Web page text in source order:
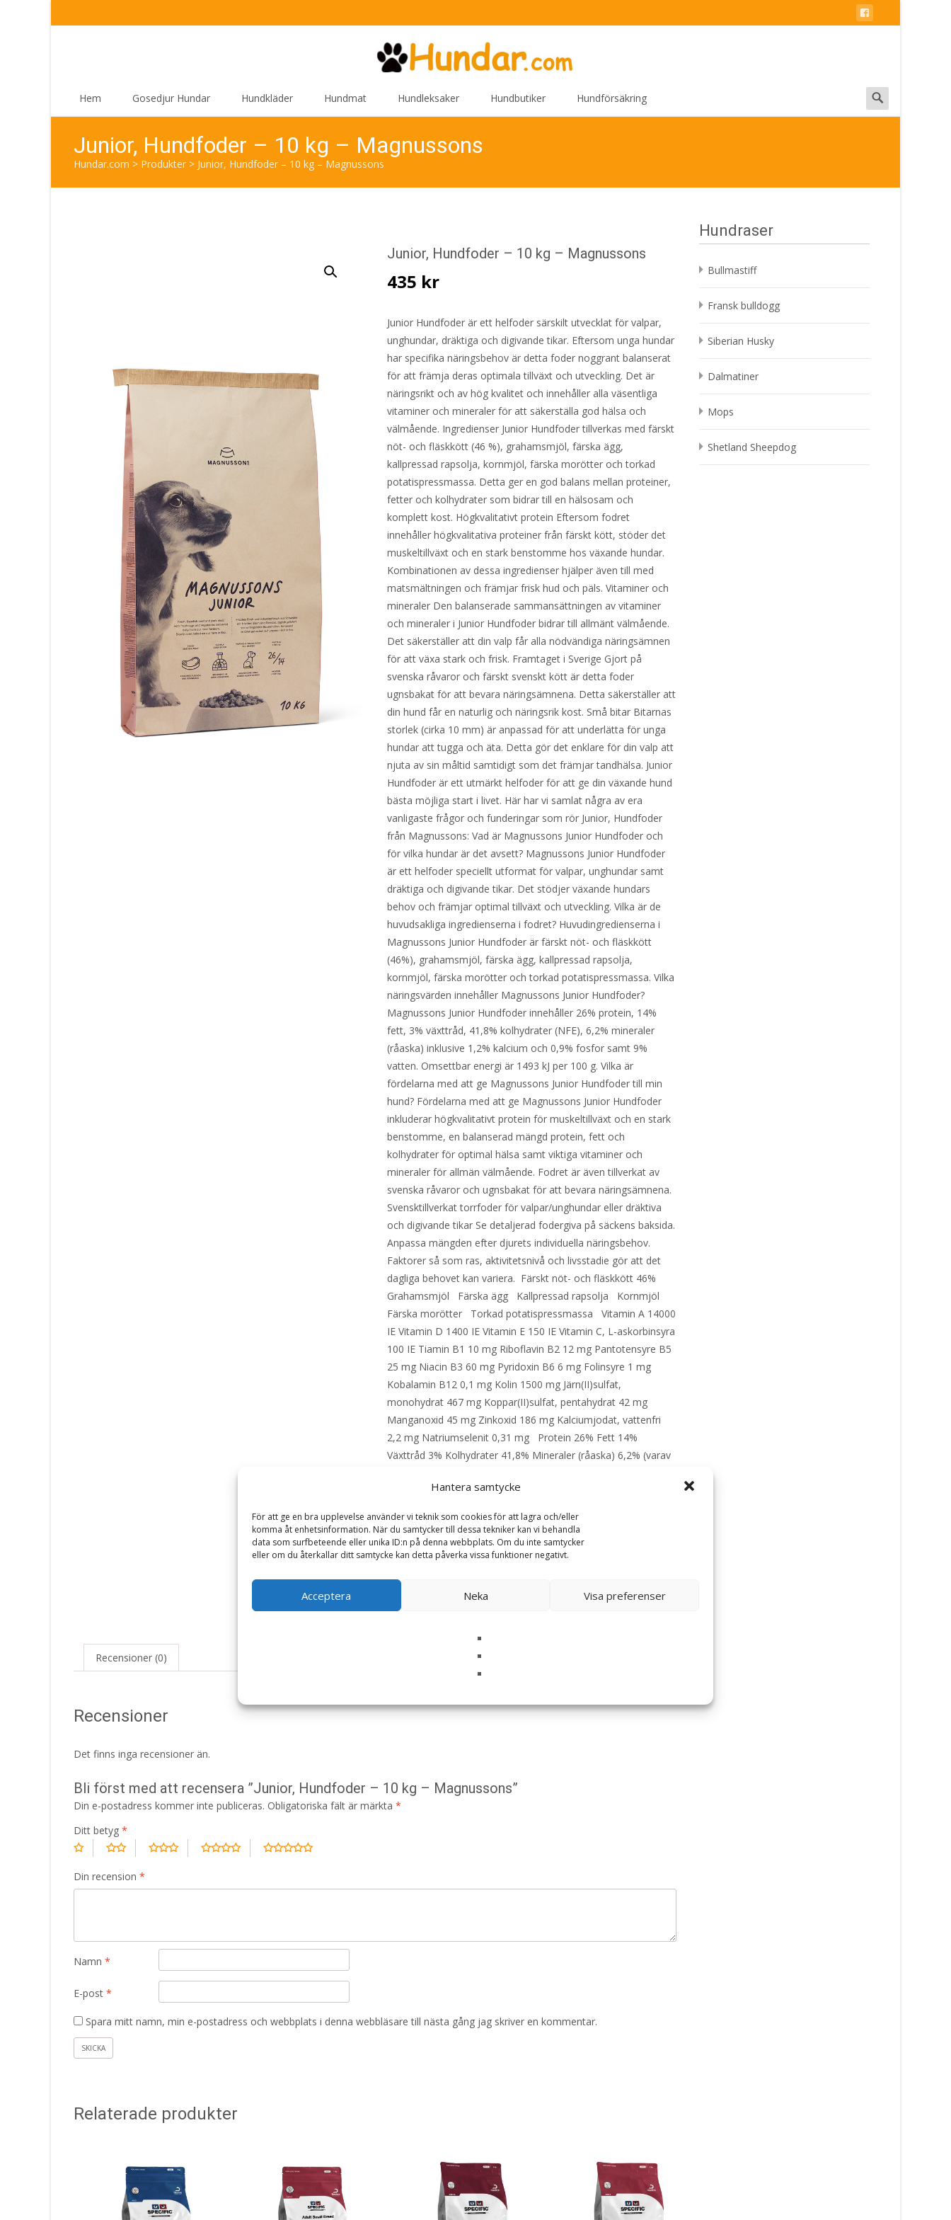
Hantera samtycke
För att ge en bra upplevelse använder vi teknik som cookies för att lagra och/eller
komma åt enhetsinformation. När du samtycker till dessa tekniker kan vi behandla
data som surfbeteende eller unika ID:n på denna webbplats. Om du inte samtycker
eller om du återkallar ditt samtycke kan detta påverka vissa funktioner negativt.
Acceptera Neka Visa preferenser
Hem Gosedjur Hundar Hundkläder Hundmat Hundleksaker Hundbutiker Hundförsäkring
Search
for:
Junior, Hundfoder – 10 kg – Magnussons
Hundar.com > Produkter > Junior, Hundfoder – 10 kg – Magnussons
Junior, Hundfoder – 10 kg – Magnussons
435 kr
Junior Hundfoder är ett helfoder särskilt utvecklat för valpar,
unghundar, dräktiga och digivande tikar. Eftersom unga hundar
har specifika näringsbehov är detta foder noggrant balanserat
för att främja deras optimala tillväxt och utveckling. Det är
näringsrikt och av hög kvalitet och innehåller alla väsentliga
vitaminer och mineraler för att säkerställa god hälsa och
välmående. Ingredienser Junior Hundfoder tillverkas med färskt
nöt- och fläskkött (46 %), grahamsmjöl, färska ägg,
kallpressad rapsolja, kornmjöl, färska morötter och torkad
potatispressmassa. Detta ger en god balans mellan proteiner,
fetter och kolhydrater som bidrar till en hälsosam och
komplett kost. Högkvalitativt protein Eftersom fodret
innehåller högkvalitativa proteiner från färskt kött, stöder det
muskeltillväxt och en stark benstomme hos växande hundar.
Kombinationen av dessa ingredienser hjälper även till med
matsmältningen och främjar frisk hud och päls. Vitaminer och
mineraler Den balanserade sammansättningen av vitaminer
och mineraler i Junior Hundfoder bidrar till allmänt välmående.
Det säkerställer att din valp får alla nödvändiga näringsämnen
för att växa stark och frisk. Framtaget i Sverige Gjort på
svenska råvaror och färskt svenskt kött är detta foder
ugnsbakat för att bevara näringsämnena. Detta säkerställer att
din hund får en naturlig och näringsrik kost. Små bitar Bitarnas
storlek (cirka 10 mm) är anpassad för att underlätta för unga
hundar att tugga och äta. Detta gör det enklare för din valp att
njuta av sin måltid samtidigt som det främjar tandhälsa. Junior
Hundfoder är ett utmärkt helfoder för att ge din växande hund
bästa möjliga start i livet. Här har vi samlat några av era
vanligaste frågor och funderingar som rör Junior, Hundfoder
från Magnussons: Vad är Magnussons Junior Hundfoder och
för vilka hundar är det avsett? Magnussons Junior Hundfoder
är ett helfoder speciellt utformat för valpar, unghundar samt
dräktiga och digivande tikar. Det stödjer växande hundars
behov och främjar optimal tillväxt och utveckling. Vilka är de
huvudsakliga ingredienserna i fodret? Huvudingredienserna i
Magnussons Junior Hundfoder är färskt nöt- och fläskkött
(46%), grahamsmjöl, färska ägg, kallpressad rapsolja,
kornmjöl, färska morötter och torkad potatispressmassa. Vilka
näringsvärden innehåller Magnussons Junior Hundfoder?
Magnussons Junior Hundfoder innehåller 26% protein, 14%
fett, 3% växttråd, 41,8% kolhydrater (NFE), 6,2% mineraler
(råaska) inklusive 1,2% kalcium och 0,9% fosfor samt 9%
vatten. Omsettbar energi är 1493 kJ per 100 g. Vilka är
fördelarna med att ge Magnussons Junior Hundfoder till min
hund? Fördelarna med att ge Magnussons Junior Hundfoder
inkluderar högkvalitativt protein för muskeltillväxt och en stark
benstomme, en balanserad mängd protein, fett och
kolhydrater för optimal hälsa samt viktiga vitaminer och
mineraler för allmän välmående. Fodret är även tillverkat av
svenska råvaror och ugnsbakat för att bevara näringsämnena.
Svensktillverkat torrfoder för valpar/unghundar eller dräktiva
och digivande tikar Se detaljerad fodergiva på säckens baksida.
Anpassa mängden efter djurets individuella näringsbehov.
Faktorer så som ras, aktivitetsnivå och livsstadie gör att det
dagliga behovet kan variera. Färskt nöt- och fläskkött 46%
Grahamsmjöl Färska ägg Kallpressad rapsolja Kornmjöl
Färska morötter Torkad potatispressmassa Vitamin A 14000
IE Vitamin D 1400 IE Vitamin E 150 IE Vitamin C, L-askorbinsyra
100 IE Tiamin B1 10 mg Riboflavin B2 12 mg Pantotensyre B5
25 mg Niacin B3 60 mg Pyridoxin B6 6 mg Folinsyre 1 mg
Kobalamin B12 0,1 mg Kolin 1500 mg Järn(II)sulfat,
monohydrat 467 mg Koppar(II)sulfat, pentahydrat 42 mg
Manganoxid 45 mg Zinkoxid 186 mg Kalciumjodat, vattenfri
2,2 mg Natriumselenit 0,31 mg Protein 26% Fett 14%
Växttråd 3% Kolhydrater 41,8% Mineraler (råaska) 6,2% (varav
på påsens baksida. – EAN: 7350033850206
LÄS MERA & KÖP
Artikelnr:
Recensioner (0)
Recensioner
Det finns inga recensioner än.
Bli först med att recensera ”Junior, Hundfoder – 10 kg – Magnussons”
Din e-postadress kommer inte publiceras. Obligatoriska fält är märkta *
Ditt betyg *
Din recension *
Namn *
E-post *
Spara mitt namn, min e-postadress och webbplats i denna webbläsare till nästa gång jag skriver en kommentar.
Relaterade produkter
Hundraser
Bullmastiff
Fransk bulldogg
Siberian Husky
Dalmatiner
Mops
Shetland Sheepdog